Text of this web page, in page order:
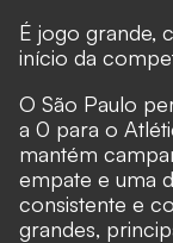
É jogo grande,
início da
O São Paulo
a 0 para o
mantém
empate e uma
consistente e
grandes,